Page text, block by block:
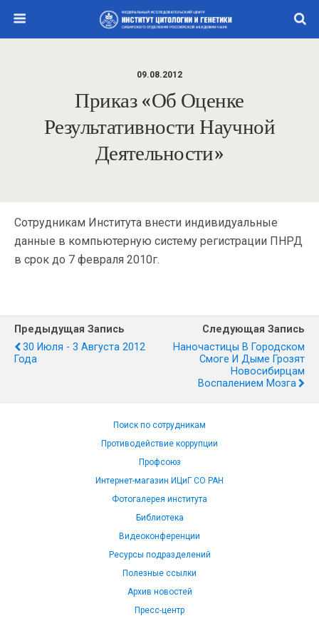
09.08.2012
Приказ «Об Оценке
Результативности Научной
Деятельности»
Сотрудникам Института внести индивидуальные
данные в компьютерную систему регистрации ПНРД
в срок до 7 февраля 2010г.
Предыдущая Запись
30 Июля - 3 Августа 2012
Года
Следующая Запись
Наночастицы В Городском
Смоге И Дыме Грозят
Новосибирцам
Воспалением Мозга
Поиск по сотрудникам
Противодействие коррупции
Профсоюз
Интернет-магазин ИЦиГ СО РАН
Фотогалерея института
Библиотека
Видеоконференции
Ресурсы подразделений
Полезные ссылки
Архив новостей
Пресс-центр